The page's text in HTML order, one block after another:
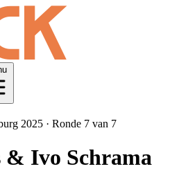
2025 · Ronde 7 van 7
Ivo Schrama